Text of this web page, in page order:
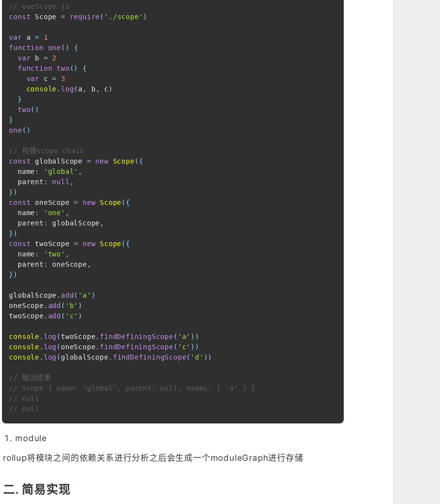
// useScope.js
const
Scope = require ( './scope' )
var a =
1
function
one ( )
{
var b =
2
function
two ( )
{
var c =
3
console . log( a , b , c)
}
two( )
}
one ( )
// 构建scope chain
const globalScope = new Scope ( {
  name
: 'global' ,
  parent
: null ,
} )
const oneScope = new Scope ( {
  name
: 'one' ,
  parent
: globalScope ,
} )
const twoScope = new Scope ( {
  name
: 'two' ,
  parent
: oneScope ,
} )
globalScope . add ( 'a' )
oneScope . add ( 'b' )
twoScope . add ( 'c' )
console . log ( twoScope. findDefiningScope ( 'a' ) )
console . log ( oneScope. findDefiningScope ( 'c' ) )
console . log ( globalScope . findDefiningScope( 'd' ) )
// 输出结果
// Scope { name: 'global', parent: null, names: [ 'a' ] }
// null
// null
module
rollup将模块之间的依赖关系进行分析之后会生成一个moduleGraph进行存储
二. 简易实现